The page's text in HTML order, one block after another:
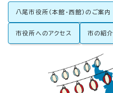
八尾市役所（本館・西館）のご案内
市役所へのアクセス 市の紹介